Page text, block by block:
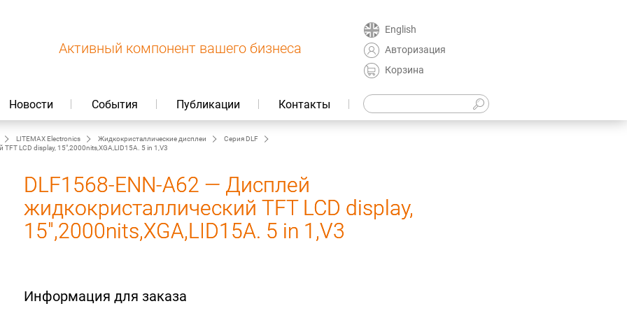
Активный компонент вашего бизнеса
English
Авторизация
Корзина
Новости События Публикации Контакты
LITEMAX Electronics Жидкокристаллические дисплеи
Серия DLF
LCD display, 15",2000nits,XGA,LID15A. 5 in 1,V3
DLF1568-ENN-A62 — Дисплей
жидкокристаллический TFT LCD display,
15",2000nits,XGA,LID15A. 5 in 1,V3
Информация для заказа